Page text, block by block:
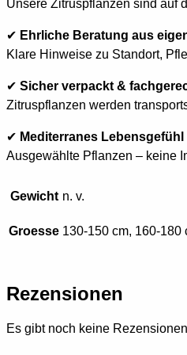
Unsere Zitruspflanzen sind auf
✔ Ehrliche Beratung aus
Klare Hinweise zu Standort,
✔ Sicher verpackt &
Zitruspflanzen werden
✔ Mediterranes
Ausgewählte Pflanzen – keine
Gewicht n. v.
Groesse 130-150 cm, 160-180
Rezensionen
Es gibt noch keine